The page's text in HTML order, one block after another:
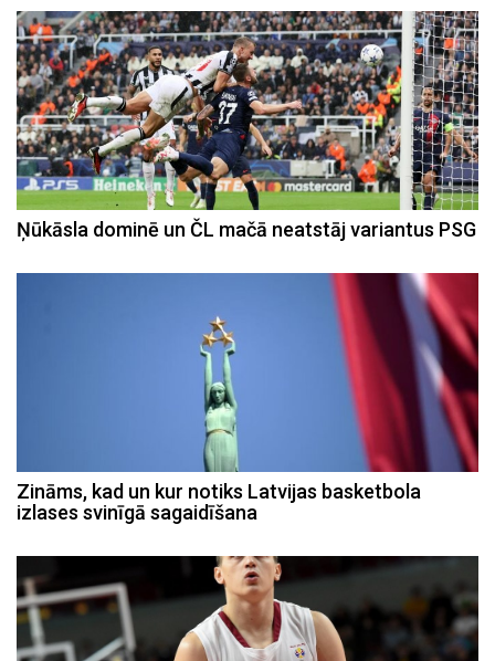
Ņūkāsla dominē un ČL mačā neatstāj variantus PSG
Zināms, kad un kur notiks Latvijas basketbola
izlases svinīgā sagaidīšana